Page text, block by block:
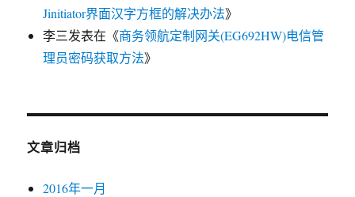
Jinitiator界面汉字方框的解决办法》
李三发表在《商务领航定制网关(EG692HW)电信管
理员密码获取方法》
文章归档
2016年一月